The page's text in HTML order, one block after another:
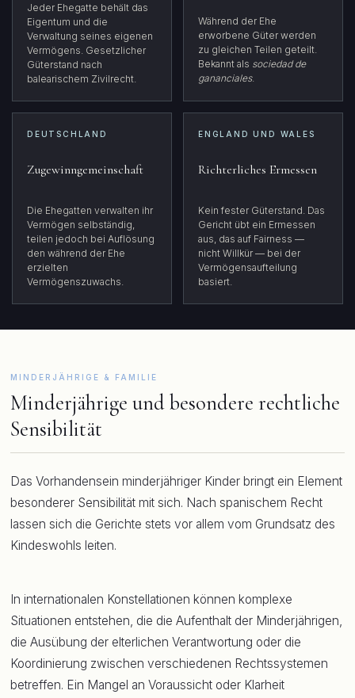
Jeder Ehegatte behält das
Eigentum und die
Verwaltung seines eigenen
Vermögens. Gesetzlicher
Güterstand nach
balearischem Zivilrecht.
Während der Ehe
erworbene Güter werden
zu gleichen Teilen geteilt.
Bekannt als sociedad de
gananciales.
DEUTSCHLAND
Zugewinngemeinschaft
Die Ehegatten verwalten ihr
Vermögen selbständig,
teilen jedoch bei Auflösung
den während der Ehe
erzielten
Vermögenszuwachs.
ENGLAND UND WALES
Richterliches Ermessen
Kein fester Güterstand. Das
Gericht übt ein Ermessen
aus, das auf Fairness —
nicht Willkür — bei der
Vermögensaufteilung
basiert.
MINDERJÄHRIGE & FAMILIE
Minderjährige und besondere rechtliche
Sensibilität
Das Vorhandensein minderjähriger Kinder bringt ein Element
besonderer Sensibilität mit sich. Nach spanischem Recht
lassen sich die Gerichte stets vor allem vom Grundsatz des
Kindeswohls leiten.
In internationalen Konstellationen können komplexe
Situationen entstehen, die die Aufenthalt der Minderjährigen,
die Ausübung der elterlichen Verantwortung oder die
Koordinierung zwischen verschiedenen Rechtssystemen
betreffen. Ein Mangel an Voraussicht oder Klarheit